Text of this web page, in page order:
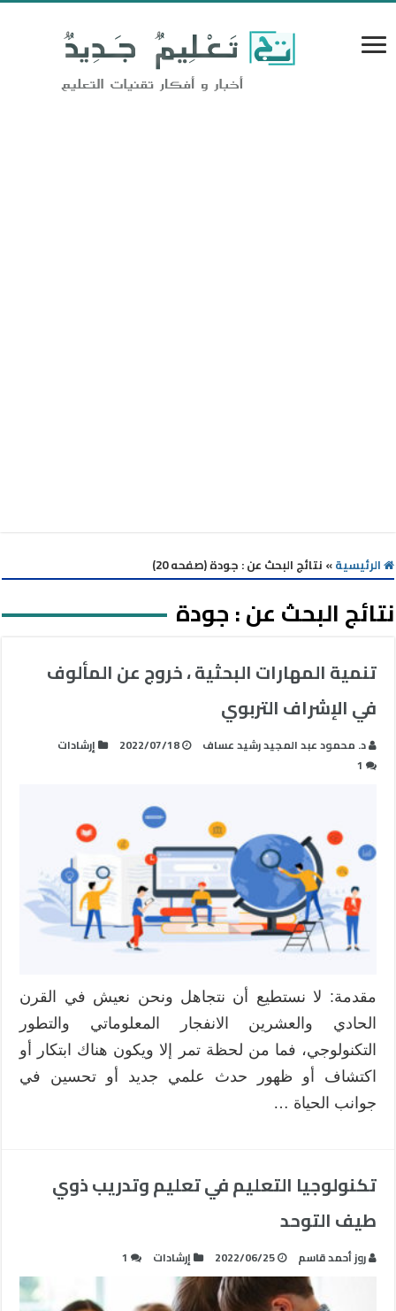
الرئيسية» نتائج البحث عن : جودة (صفحه 20)
نتائج البحث عن :جودة
تنمية المهارات البحثية ، خروج عن المألوف
في الإشراف التربوي
د. محمود عبد المجيد رشيد عساف 2022/07/18
إرشادات
1
مقدمة: لا نستطيع أن نتجاهل ونحن نعيش في القرن
الحادي والعشرين الانفجار المعلوماتي والتطور
التكنولوجي، فما من لحظة تمر إلا ويكون هناك ابتكار أو
اكتشاف أو ظهور حدث علمي جديد أو تحسين في
جوانب الحياة …
تكنولوجيا التعليم في تعليم وتدريب ذوي
طيف التوحد
روز أحمد قاسم 2022/06/25 إرشادات 1